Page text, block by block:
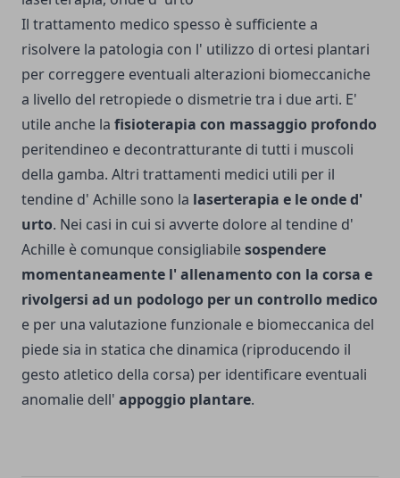
Il trattamento medico spesso è sufficiente a
risolvere la patologia con l' utilizzo di ortesi plantari
per correggere eventuali alterazioni biomeccaniche
a livello del retropiede o dismetrie tra i due arti. E'
utile anche la fisioterapia con massaggio profondo
peritendineo e decontratturante di tutti i muscoli
della gamba. Altri trattamenti medici utili per il
tendine d' Achille sono la laserterapia e le onde d'
urto. Nei casi in cui si avverte dolore al tendine d'
Achille è comunque consigliabilesospendere
momentaneamente l' allenamento con la corsa e
rivolgersi ad un podologo per un controllo medico
e per una valutazione funzionale e biomeccanica del
piede sia in statica che dinamica (riproducendo il
gesto atletico della corsa) per identificare eventuali
anomalie dell' appoggio plantare.